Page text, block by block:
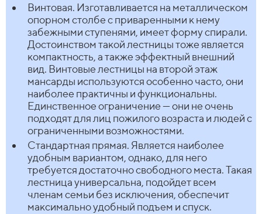
Винтовая. Изготавливается на металлическом
опорном столбе с приваренными к нему
забежными ступенями, имеет форму спирали.
Достоинством такой лестницы тоже является
компактность, а также эффектный внешний
вид. Винтовые лестницы на второй этаж
мансарды используются особенно часто, они
наиболее практичны и функциональны.
Единственное ограничение — они не очень
подходят для лиц пожилого возраста и людей с
ограниченными возможностями.
Стандартная прямая. Является наиболее
удобным вариантом, однако, для него
требуется достаточно свободного места. Такая
лестница универсальна, подойдет всем
членам семьи без исключения, обеспечит
максимально удобный подъем и спуск.